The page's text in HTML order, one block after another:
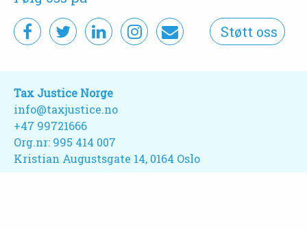
Støtt oss
Tax Justice Norge
info@taxjustice.no
+47 99721666‬
Org.nr: 995 414 007
Kristian Augustsgate 14, 0164 Oslo